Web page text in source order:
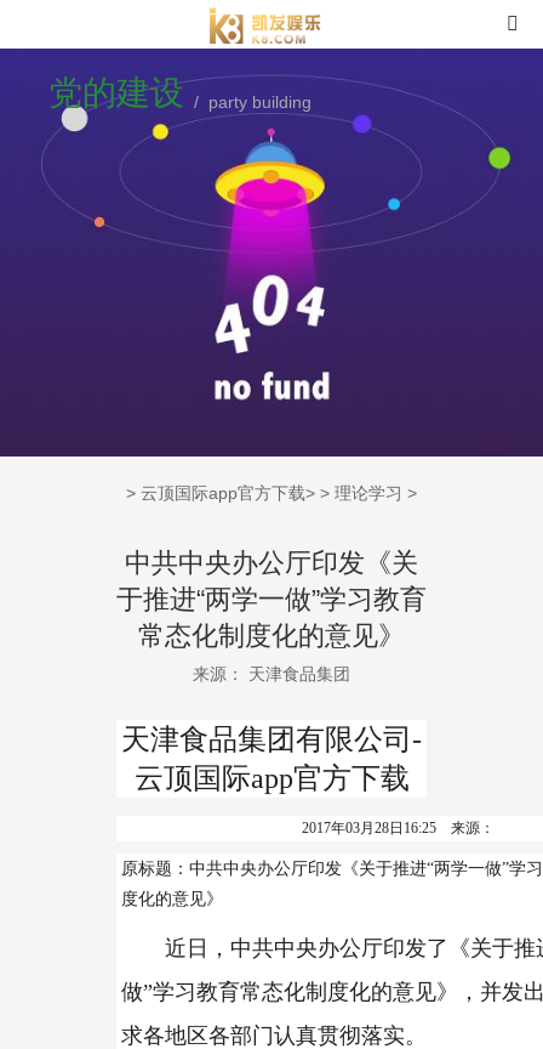
党的建设 / party building
> 云顶国际app官方下载> > 理论学习 >
中共中央办公厅印发《关
于推进“两学一做”学习教育
常态化制度化的意见》
来源： 天津食品集团
天津食品集团有限公司-
云顶国际app官方下载
2017年03月28日16:25 来源：
原标题：中共中央办公厅印发《关于推进“两学一做”学
度化的意见》
近日，中共中央办公厅印发了《关于推
做”学习教育常态化制度化的意见》，并发
求各地区各部门认真贯彻落实。